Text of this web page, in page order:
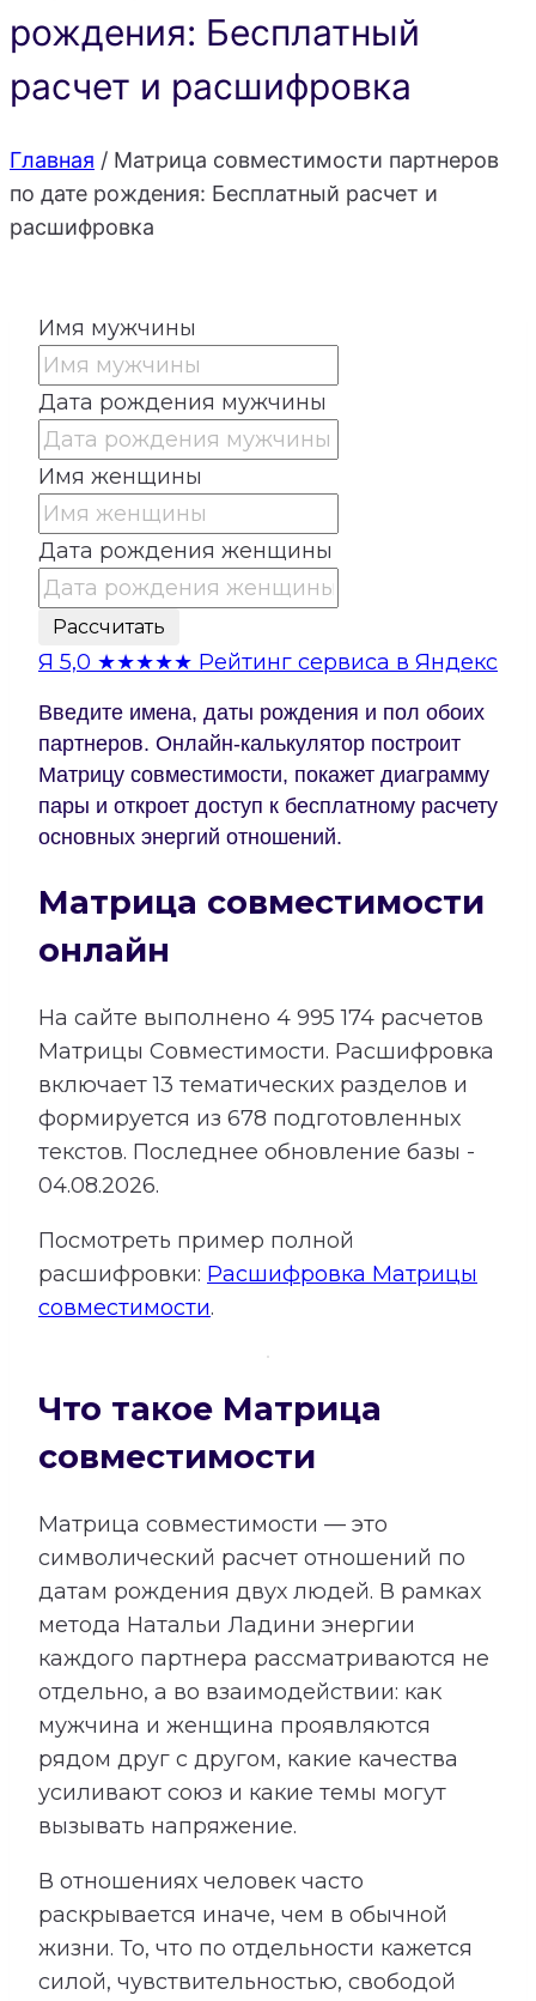
рождения: Бесплатный
расчет и расшифровка
Главная / Матрица совместимости партнеров
по дате рождения: Бесплатный расчет и
расшифровка
Имя мужчины
Дата рождения мужчины
Имя женщины
Дата рождения женщины
Рассчитать
Я 5,0 ★★★★★ Рейтинг сервиса в Яндекс
Введите имена, даты рождения и пол обоих
партнеров. Онлайн-калькулятор построит
Матрицу совместимости, покажет диаграмму
пары и откроет доступ к бесплатному расчету
основных энергий отношений.
Матрица совместимости
онлайн
На сайте выполнено 4 995 174 расчетов
Матрицы Совместимости. Расшифровка
включает13 тематических разделов и
формируется из 678 подготовленных
текстов. Последнее обновление базы -
04.08.2026.
Посмотреть пример полной
расшифровки: Расшифровка Матрицы
совместимости.
Что такое Матрица
совместимости
Матрица совместимости — это
символический расчет отношений по
датам рождения двух людей. В рамках
метода Натальи Ладини энергии
каждого партнера рассматриваются не
отдельно, а во взаимодействии: как
мужчина и женщина проявляются
рядом друг с другом, какие качества
усиливают союз и какие темы могут
вызывать напряжение.
В отношениях человек часто
раскрывается иначе, чем в обычной
жизни. То, что по отдельности кажется
силой, чувствительностью, свободой